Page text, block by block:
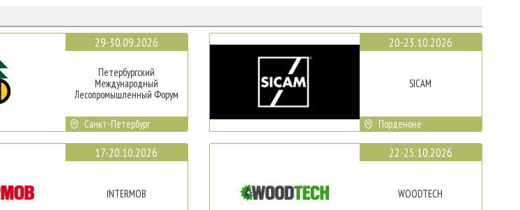
29-30.09.2026
Петербургский
Международный
Лесопромышленный Форум
Санкт-Петербург
17-20.10.2026
INTERMOB
20-23.10.2026
SICAM
Порденоне
22-25.10.2026
WOODTECH